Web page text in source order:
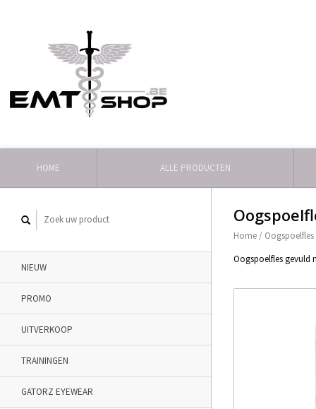
HOME ALLE PRODUCTEN
NIEUW
PROMO
UITVERKOOP
TRAININGEN
GATORZ EYEWEAR
Home / Oogspoelfles
Oogspoelfles gevuld